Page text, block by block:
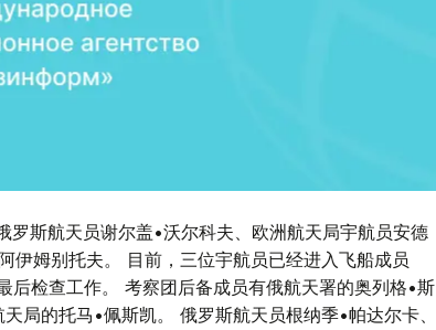
斯航天员谢尔盖•沃尔科夫、欧洲航天局宇航员安德
伊姆别托夫。 目前，三位宇航员已经进入飞船成员
后检查工作。 考察团后备成员有俄航天署的奥列格•斯
局的托马•佩斯凯。 俄罗斯航天员根纳季•帕达尔卡、